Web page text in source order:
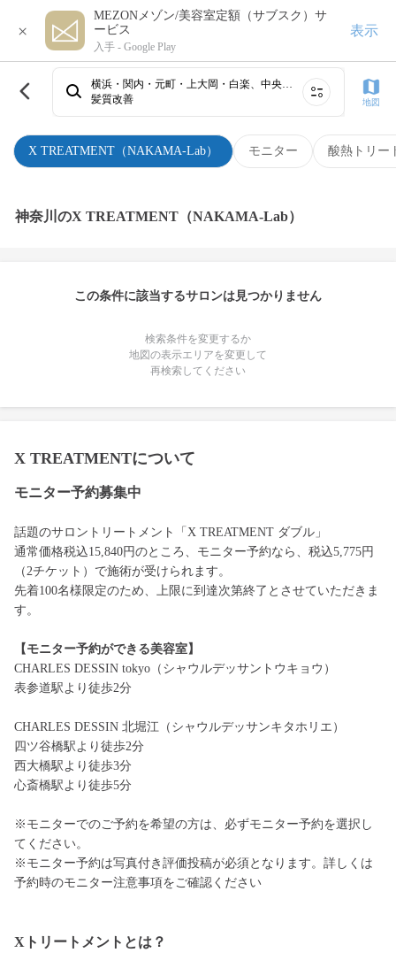
×
MEZONメゾン/美容室定額（サブスク）サ
ービス
入手 - Google Play
表示
X TREATMENT（NAKAMA-Lab） モニター 酸熱トリー
横浜・関内・元町・上大岡・白楽、中央林間・相模大野、新横浜、藤沢、センター南・二俣川・戸塚・杉田・金沢文庫、川崎・鶴見、溝の口・たまプラーザ・青葉台・あざみ野、武蔵小杉・日吉・綱島・大倉山・菊名、子安・生麦、本厚木・海老名～小田急相模原⋯
髪質改善
地図
神奈川のX TREATMENT（NAKAMA-Lab）
この条件に該当するサロンは見つかりません
検索条件を変更するか
地図の表示エリアを変更して
再検索してください
X TREATMENTについて
モニター予約募集中
話題のサロントリートメント「X TREATMENT ダブル」
通常価格税込15,840円のところ、モニター予約なら、税込5,775円
（2チケット）で施術が受けられます。
先着100名様限定のため、上限に到達次第終了とさせていただきま
す。
【モニター予約ができる美容室】
CHARLES DESSIN tokyo（シャウルデッサントウキョウ）
表参道駅より徒歩2分
CHARLES DESSIN 北堀江（シャウルデッサンキタホリエ）
四ツ谷橋駅より徒歩2分
西大橋駅より徒歩3分
心斎橋駅より徒歩5分
※モニターでのご予約を希望の方は、必ずモニター予約を選択し
てください。
※モニター予約は写真付き評価投稿が必須となります。詳しくは
予約時のモニター注意事項をご確認ください
Xトリートメントとは？